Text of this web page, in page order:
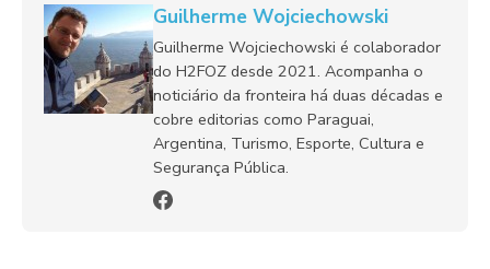
Guilherme Wojciechowski
Guilherme Wojciechowski é colaborador
do H2FOZ desde 2021. Acompanha o
noticiário da fronteira há duas décadas e
cobre editorias como Paraguai,
Argentina, Turismo, Esporte, Cultura e
Segurança Pública.